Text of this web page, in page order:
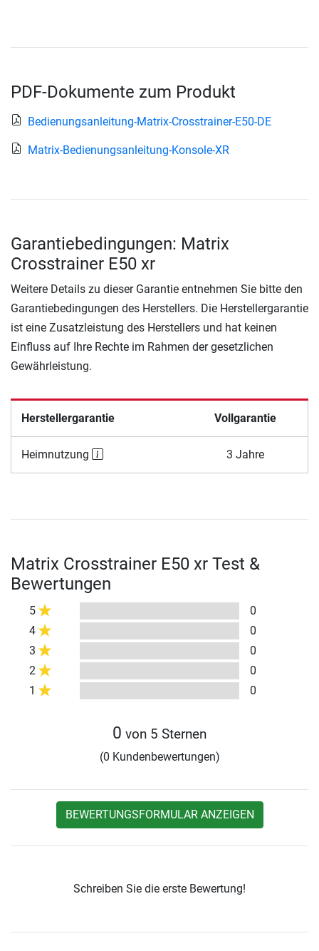
PDF-Dokumente zum Produkt
Bedienungsanleitung-Matrix-Crosstrainer-E50-DE
Matrix-Bedienungsanleitung-Konsole-XR
Garantiebedingungen: Matrix
Crosstrainer E50 xr
Weitere Details zu dieser Garantie entnehmen Sie bitte den
Garantiebedingungen des Herstellers. Die Herstellergarantie
ist eine Zusatzleistung des Herstellers und hat keinen
Einfluss auf Ihre Rechte im Rahmen der gesetzlichen
Gewährleistung.
Herstellergarantie Vollgarantie
Heimnutzung 3 Jahre
Matrix Crosstrainer E50 xr Test &
Bewertungen
5
0
4
0
3
0
2
0
1
0
0 von 5 Sternen
(0 Kundenbewertungen)
BEWERTUNGSFORMULAR ANZEIGEN
Schreiben Sie die erste Bewertung!